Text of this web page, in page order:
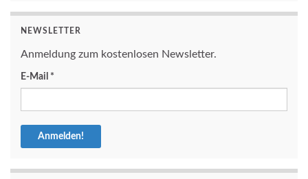
NEWSLETTER
Anmeldung zum kostenlosen Newsletter.
E-Mail *